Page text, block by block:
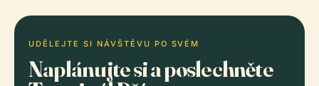
UDĚLEJTE SI NÁVŠTĚVU PO SVÉM
Naplánujte si a poslechněte